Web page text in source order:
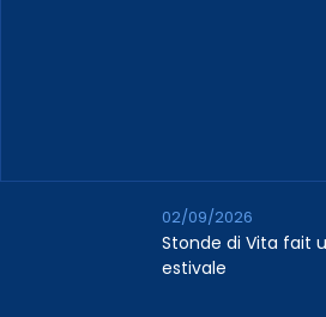
Stonde di Vita fait
estivale
02/09/2026